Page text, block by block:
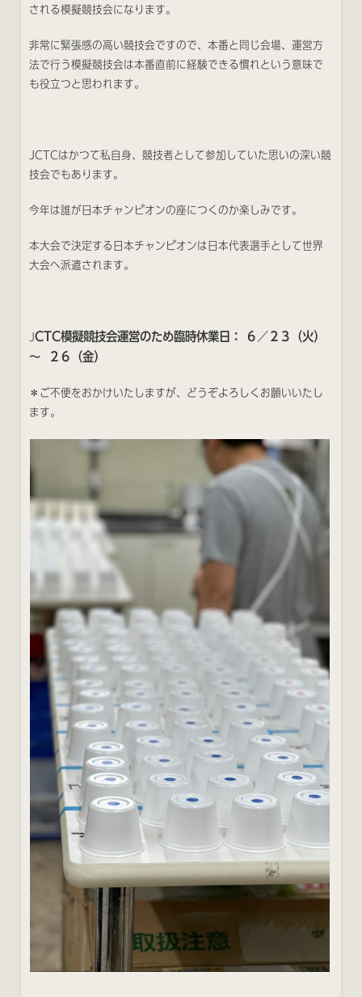
される模擬競技会になります。
非常に緊張感の高い競技会ですので、本番と同じ会場、運営方
法で行う模擬競技会は本番直前に経験できる慣れという意味で
も役立つと思われます。
JCTCはかつて私自身、競技者として参加していた思いの深い競
技会でもあります。
今年は誰が日本チャンピオンの座につくのか楽しみです。
本大会で決定する日本チャンピオンは日本代表選手として世界
大会へ派遣されます。
CTC模擬競技会運営のため臨時休業日： ６／２３（火）
〜 ２６（金）
＊ご不便をおかけいたしますが、どうぞよろしくお願いいたし
ます。